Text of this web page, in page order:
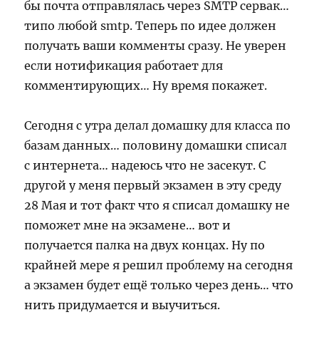
бы почта отправлялась через SMTP сервак…
типо любой smtp. Теперь по идее должен
получать ваши комменты сразу. Не уверен
если нотификация работает для
комментирующих… Ну время покажет.
Сегодня с утра делал домашку для класса по
базам данных… половину домашки списал
с интернета… надеюсь что не засекут. С
другой у меня первый экзамен в эту среду
28 Мая и тот факт что я списал домашку не
поможет мне на экзамене… вот и
получается палка на двух концах. Ну по
крайней мере я решил проблему на сегодня
а экзамен будет ещё только через день… что
нить придумается и выучиться.